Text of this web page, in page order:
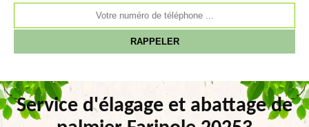
Service d'élagage et abattage de